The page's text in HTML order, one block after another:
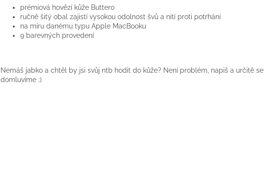
prémiová hovězí kůže Buttero
ručně šitý obal zajistí vysokou odolnost švů a nití proti potrhání
na míru danému typu Apple MacBooku
9 barevných provedení
Nemáš jabko a chtěl by jsi svůj ntb hodit do kůže? Není problém, napiš a určitě se
domluvíme ;)